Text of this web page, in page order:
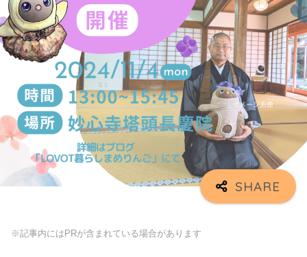
※記事内にはPRが含まれている場合があります